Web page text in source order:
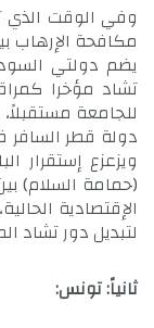
وفي الوقت الذي
مكافحة الإرهاب
يضم دولتي
تشاد مؤخرا
للجامعة
دولة قطر السافر
ويزعزع إستقرار
(حمامة السلام)
الإقتصادية
لتبديل دور تشاد
ثانياً: تونس: